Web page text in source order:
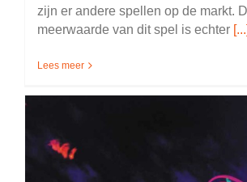
zijn er andere spellen op de markt.
meerwaarde van dit spel is echter [...]
Lees meer